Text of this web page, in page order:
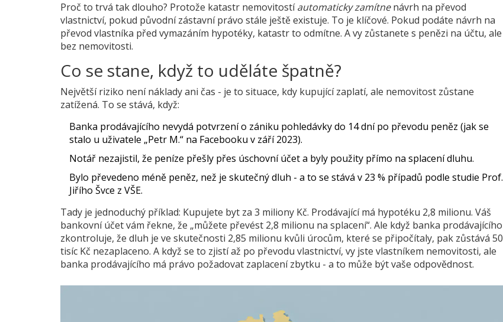
Proč to trvá tak dlouho? Protože katastr nemovitostíautomaticky zamítnenávrh na převod
vlastnictví, pokud původní zástavní právo stále ještě existuje. To je klíčové. Pokud podáte návrh na
převod vlastníka před vymazáním hypotéky, katastr to odmítne. A vy zůstanete s penězi na účtu, ale
bez nemovitosti.
Co se stane, když to uděláte špatně?
Největší riziko není náklady ani čas - je to situace, kdy kupující zaplatí, ale nemovitost zůstane
zatížená. To se stává, když:
Banka prodávajícího nevydá potvrzení o zániku pohledávky do 14 dní po převodu peněz (jak se
stalo u uživatele „Petr M.“ na Facebooku v září 2023).
Notář nezajistil, že peníze přešly přes úschovní účet a byly použity přímo na splacení dluhu.
Bylo převedeno méně peněz, než je skutečný dluh - a to se stává v 23 % případů podle studie Prof.
Jiřího Švce z VŠE.
Tady je jednoduchý příklad: Kupujete byt za 3 miliony Kč. Prodávající má hypotéku 2,8 milionu. Váš
bankovní účet vám řekne, že „můžete převést 2,8 milionu na splacení“. Ale když banka prodávajícího
zkontroluje, že dluh je ve skutečnosti 2,85 milionu kvůli úrocům, které se připočítaly, pak zůstává 50
tisíc Kč nezaplaceno. A když se to zjistí až po převodu vlastnictví, vy jste vlastníkem nemovitosti, ale
banka prodávajícího má právo požadovat zaplacení zbytku - a to může být vaše odpovědnost.